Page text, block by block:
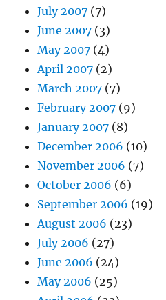
July 2007 (7)
June 2007 (3)
May 2007 (4)
April 2007 (2)
March 2007 (7)
February 2007 (9)
January 2007 (8)
December 2006 (10)
November 2006 (7)
October 2006 (6)
September 2006 (19)
August 2006 (23)
July 2006 (27)
June 2006 (24)
May 2006 (25)